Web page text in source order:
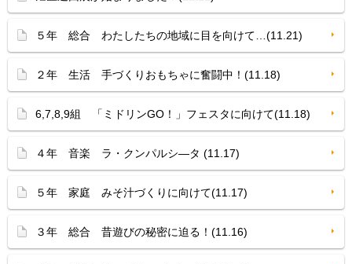
５年 総合 わたしたちの地域に目を向けて…(11.21)
２年 生活 手づくりおもちゃに奮闘中！(11.18)
6,7,8,9組 「ミドリンGO！」フェスタに向けて(11.18)
４年 音楽 ラ・クンパルシ—タ (11.17)
５年 家庭 みそ汁づくりに向けて(11.17)
３年 総合 昔遊びの秘密に迫る！(11.16)